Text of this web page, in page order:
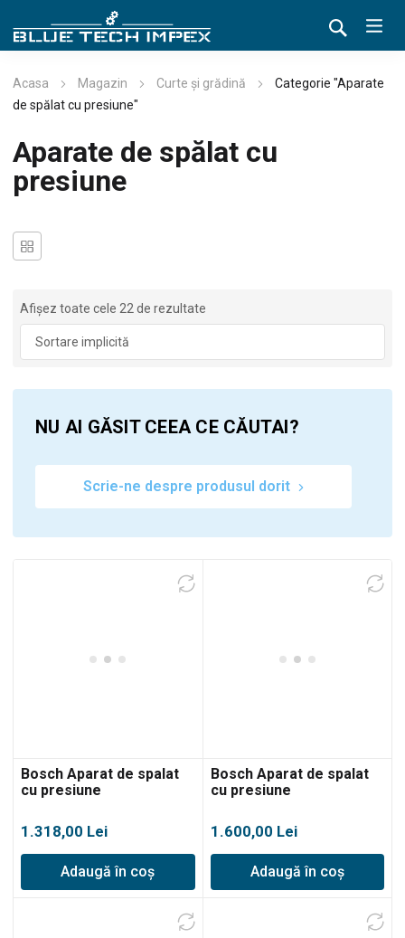
Acasa Magazin Curte și grădină
Categorie "Aparate
de spălat cu presiune"
Aparate de spălat cu
presiune
Afișez toate cele 22 de rezultate
NU AI GĂSIT CEEA CE CĂUTAI?
Scrie-ne despre produsul dorit
Bosch Aparat de spalat
cu presiune
1.318,00 Lei
Adaugă în coș
Bosch Aparat de spalat
cu presiune
1.600,00 Lei
Adaugă în coș